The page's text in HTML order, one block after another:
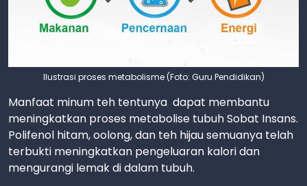
Ilustrasi proses metabolisme (Foto: Guru Pendidikan)
Manfaat minum teh tentunya dapat membantu
meningkatkan proses metabolise tubuh Sobat Insans.
Polifenol hitam, oolong, dan teh hijau semuanya telah
terbukti meningkatkan pengeluaran kalori dan
mengurangi lemak di dalam tubuh.